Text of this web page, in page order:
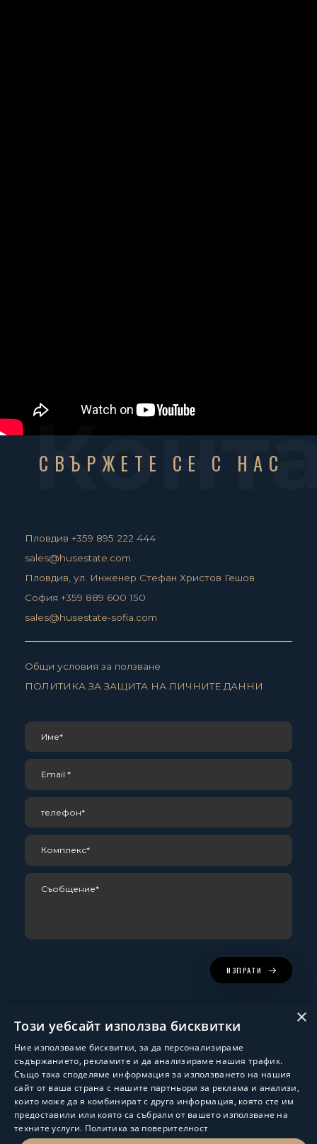
СВЪРЖЕТЕ СЕ С НАС
Пловдив +359 895 222 444
sales@husestate.com
Пловдив, ул. Инженер Стефан Христов Гешов
София +359 889 600 150
sales@husestate-sofia.com
Общи условия за ползване
ПОЛИТИКА ЗА ЗАЩИТА НА ЛИЧНИТЕ ДАННИ
ИЗПРАТИ
Изработка и поддръжка:ShalomDev.com
×
Този уебсайт използва бисквитки
Ние използваме бисквитки, за да персонализираме
съдържанието, рекламите и да анализираме нашия трафик.
Също така споделяме информация за използването на нашия
сайт от ваша страна с нашите партньори за реклама и анализи,
които може да я комбинират с друга информация, която сте им
предоставили или която са събрали от вашето използване на
техните услуги. Политика за поверителност